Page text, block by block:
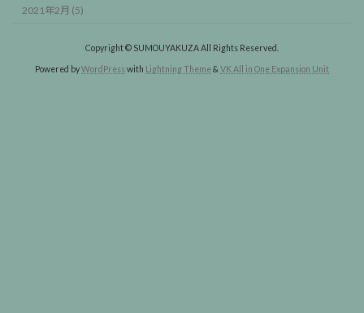
2021年2月 (5)
Copyright © SUMOUYAKUZA All Rights Reserved.
Powered byWordPresswith Lightning Theme& VK All in One Expansion Unit